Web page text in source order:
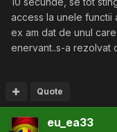
access la unele functii
ex am dat de unul
enervant..s-a rezolvat
Quote
eu_ea33